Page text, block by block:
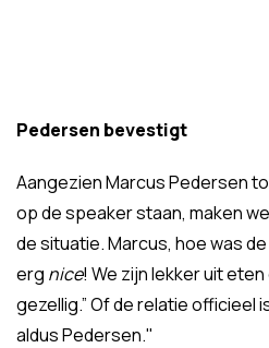
Pedersen bevestigt
Aangezien Marcus Pedersen
op de speaker staan, maken
de situatie. Marcus, hoe was
erg nice! We zijn lekker uit
gezellig.” Of de relatie officieel
aldus Pedersen."